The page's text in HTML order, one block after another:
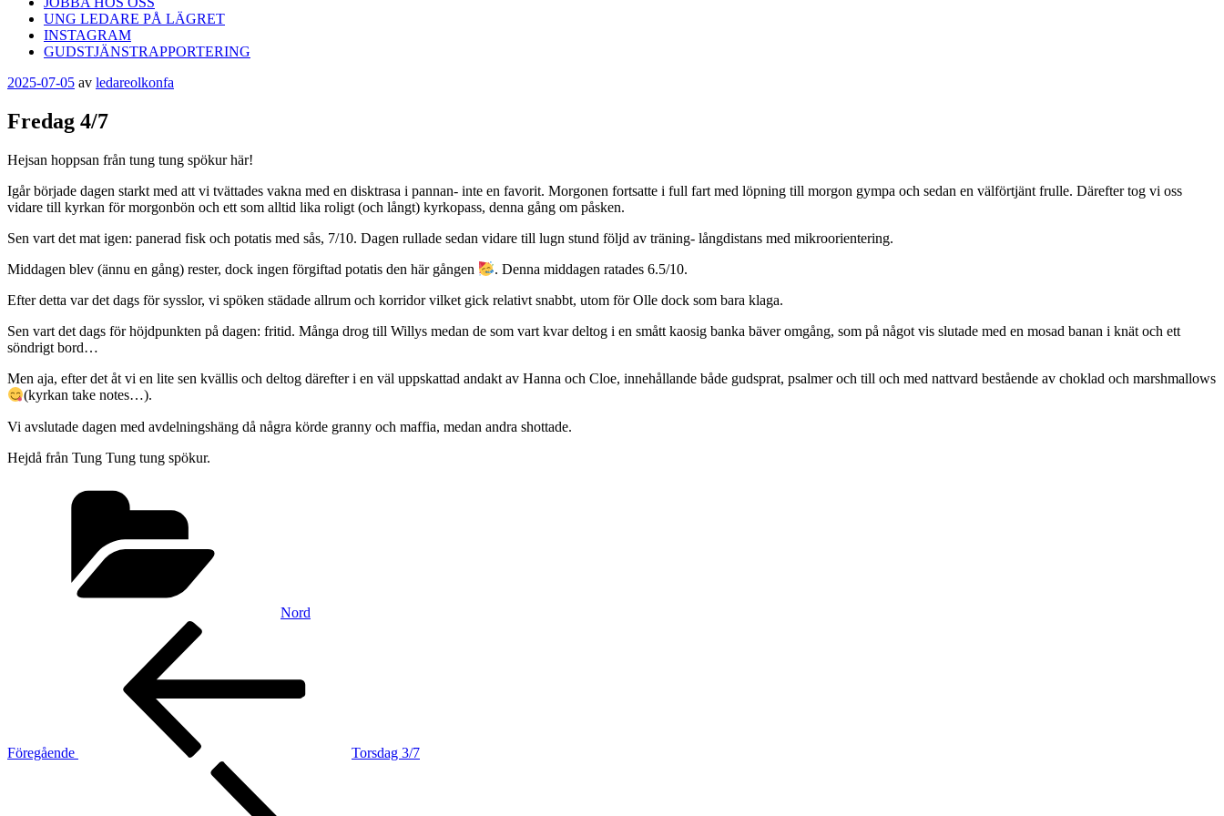
UNG LEDARE PÅ LÄGRET
INSTAGRAM
GUDSTJÄNSTRAPPORTERING
Publicerat
2025-07-05 av ledareolkonfa
Fredag 4/7
Hejsan hoppsan från tung tung spökur här!
Igår började dagen starkt med att vi tvättades vakna med en disktrasa i pannan- inte en favorit. Morgonen fortsatte i full fart med löpning till morgon gympa och sedan en välförtjänt frulle. Därefter tog vi oss
vidare till kyrkan för morgonbön och ett som alltid lika roligt (och långt) kyrkopass, denna gång om påsken.
Sen vart det mat igen: panerad fisk och potatis med sås, 7/10. Dagen rullade sedan vidare till lugn stund följd av träning- långdistans med mikroorientering.
Middagen blev (ännu en gång) rester, dock ingen förgiftad potatis den här gången
. Denna middagen ratades 6.5/10.
Efter detta var det dags för sysslor, vi spöken städade allrum och korridor vilket gick relativt snabbt, utom för Olle dock som bara klaga.
Sen vart det dags för höjdpunkten på dagen: fritid. Många drog till Willys medan de som vart kvar deltog i en smått kaosig banka bäver omgång, som på något vis slutade med en mosad banan i knät och ett
söndrigt bord…
Men aja, efter det åt vi en lite sen kvällis och deltog därefter i en väl uppskattad andakt av Hanna och Cloe, innehållande både gudsprat, psalmer och till och med nattvard bestående av choklad och marshmallows
(kyrkan take notes…).
Vi avslutade dagen med avdelningshäng då några körde granny och maffia, medan andra shottade.
Hejdå från Tung Tung tung spökur.
Nord
Inläggsnavigering
Föregående
Torsdag 3/7